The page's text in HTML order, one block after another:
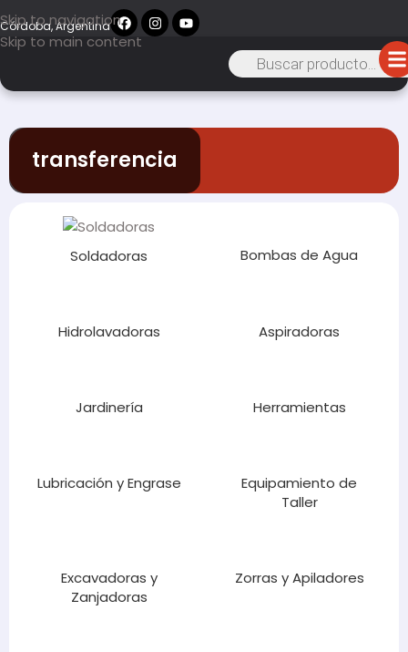
Skip to navigation
Skip to main content
Córdoba, Argentina
transferencia
Soldadoras Bombas de Agua
Hidrolavadoras Aspiradoras
Jardinería Herramientas
Lubricación y Engrase
Equipamiento de
Taller
Excavadoras y
Zanjadoras
Zorras y Apiladores